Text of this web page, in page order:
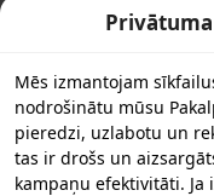
Mēs izmantojam
nodrošinātu mūsu
pieredzi, uzlabotu un
tas ir drošs un
kampaņu efektivitāti. Ja